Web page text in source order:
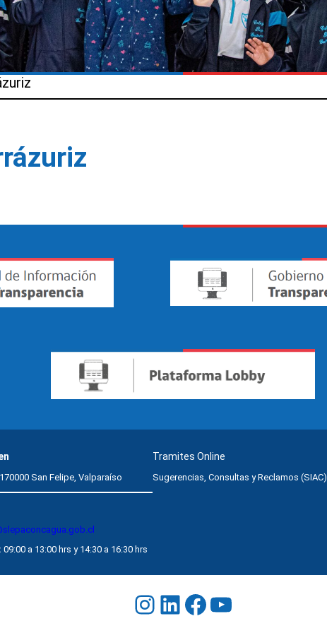
San Felipe, Valparaíso
09:00 a 13:00 hrs y 14:30 a 16:30 hrs
Tramites Online
Sugerencias, Consultas y Reclamos (SIAC)
Instagram
LinkedIn
Facebook
YouTube